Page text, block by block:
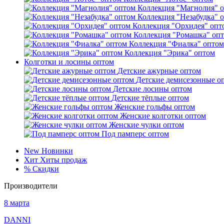
Коллекция "Магнолия"
Коллекция "Незабудка"
Коллекция "Орхидея"
Коллекция "Ромашка"
Коллекция "Фиалка" оптом
Коллекция "Эрика" оптом
Колготки и лосины оптом
Детские ажурные оптом
Детские демисезонные
Детские лосины оптом
Детские тёплые оптом
Женские гольфы оптом
Женские колготки оптом
Женские чулки оптом
Под памперс оптом
New Новинки
Хит Хиты продаж
% Скидки
Производители
8 марта
DANNI